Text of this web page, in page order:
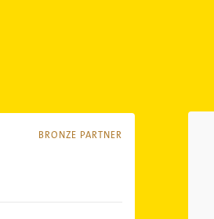
BRONZE PARTNER